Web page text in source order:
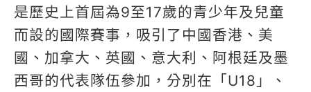
是歷史上首屆為9至17歲的青少年及兒童
而設的國際賽事，吸引了中國香港、美
國、加拿大、英國、意大利、阿根廷及墨
西哥的代表隊伍參加，分別在「U18」、